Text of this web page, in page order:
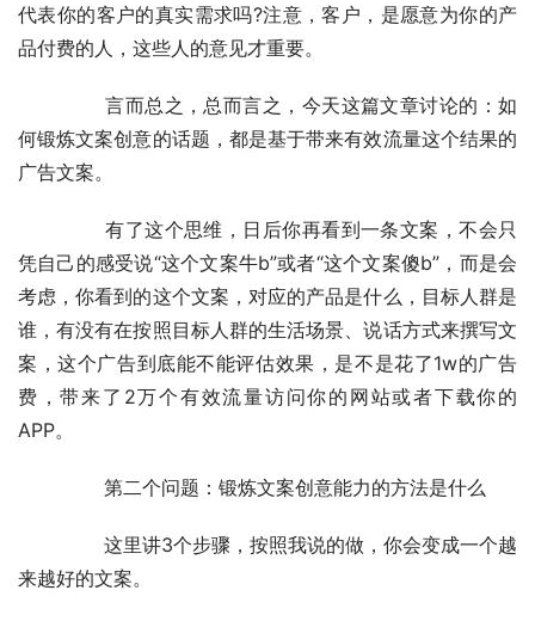
代表你的客户的真实需求吗?注意，客户，是愿意为你的产
品付费的人，这些人的意见才重要。
何锻炼文案创意的话题，都是基于带来有效流量这个结果的
广告文案。
凭自己的感受说“这个文案牛b”或者“这个文案傻b”，而是会
考虑，你看到的这个文案，对应的产品是什么，目标人群是
谁，有没有在按照目标人群的生活场景、说话方式来撰写文
案，这个广告到底能不能评估效果，是不是花了1w的广告
费，带来了2万个有效流量访问你的网站或者下载你的
APP。
	　　第二个问题：锻炼文案创意能力的方法是什么
来越好的文案。